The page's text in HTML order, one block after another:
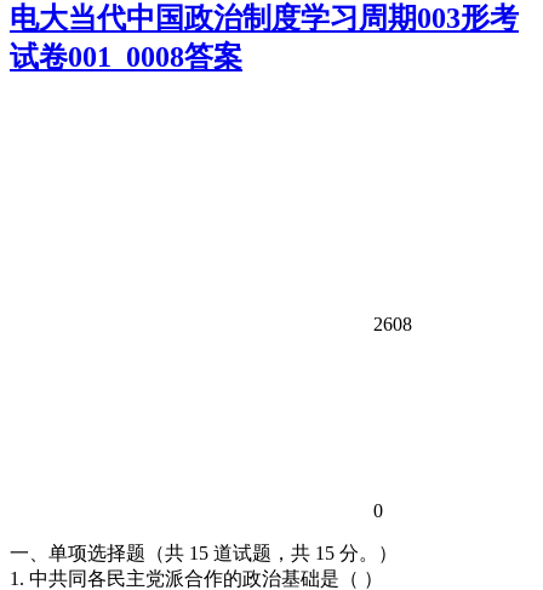
电大当代中国政治制度学习周期003形考
试卷001_0008答案
2608
0
一、单项选择题（共 15 道试题，共 15 分。）
1. 中共同各民主党派合作的政治基础是（ ）